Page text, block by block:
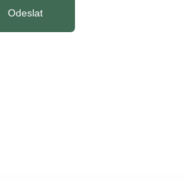
Odeslat